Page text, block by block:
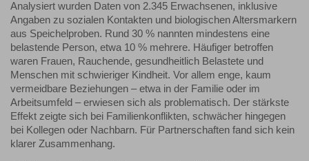
Analysiert wurden Daten von 2.345 Erwachsenen, inklusive
Angaben zu sozialen Kontakten und biologischen Altersmarkern
aus Speichelproben. Rund 30 % nannten mindestens eine
belastende Person, etwa 10 % mehrere. Häufiger betroffen
waren Frauen, Rauchende, gesundheitlich Belastete und
Menschen mit schwieriger Kindheit. Vor allem enge, kaum
vermeidbare Beziehungen – etwa in der Familie oder im
Arbeitsumfeld – erwiesen sich als problematisch. Der stärkste
Effekt zeigte sich bei Familienkonflikten, schwächer hingegen
bei Kollegen oder Nachbarn. Für Partnerschaften fand sich kein
klarer Zusammenhang.